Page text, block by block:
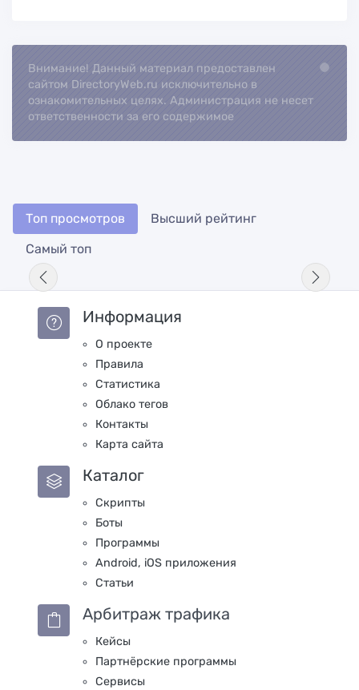
Loading...
Внимание! Данный материал предоставлен
сайтом DirectoryWeb.ru исключительно в
ознакомительных целях. Администрация не несет
ответственности за его содержимое
Топ просмотров
Высший рейтинг
Самый топ
Информация
О проекте
Правила
Статистика
Облако тегов
Контакты
Карта сайта
Каталог
Скрипты
Боты
Программы
Android, iOS приложения
Статьи
Арбитраж трафика
Кейсы
Партнёрские программы
Сервисы